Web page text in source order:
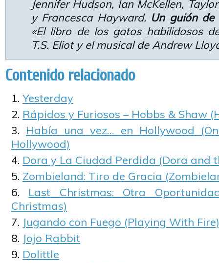
Jennifer Hudson, Ian McKellen,
y Francesca Hayward. Un guión de
«El libro de los gatos habilidosos
T.S. Eliot y el musical de Andrew
Contenido relacionado
Yesterday
Rápidos y Furiosos – Hobbs & Shaw
Había una vez… en Hollywood
Hollywood)
Dora y La Ciudad Perdida (Dora and
Zombieland: Tiro de Gracia
Last Christmas: Otra
Christmas)
Jugando con Fuego (Playing With Fire)
Jojo Rabbit
Dolittle